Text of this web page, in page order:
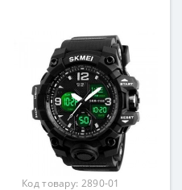
Код товару: 2890-01